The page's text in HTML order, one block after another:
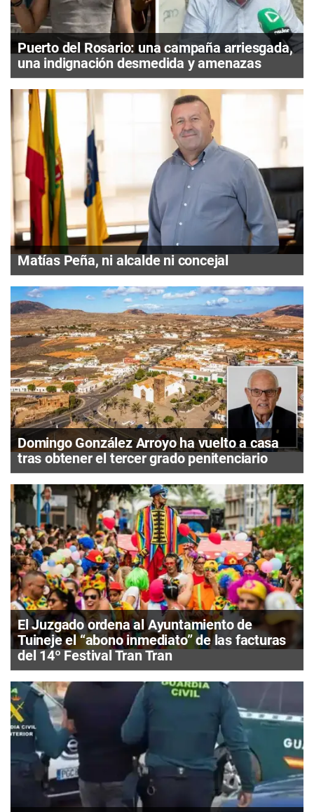
Puerto del Rosario: una campaña arriesgada,
una indignación desmedida y amenazas
Matías Peña, ni alcalde ni concejal
Domingo González Arroyo ha vuelto a casa
tras obtener el tercer grado penitenciario
El Juzgado ordena al Ayuntamiento de
Tuineje el “abono inmediato” de las facturas
del 14º Festival Tran Tran